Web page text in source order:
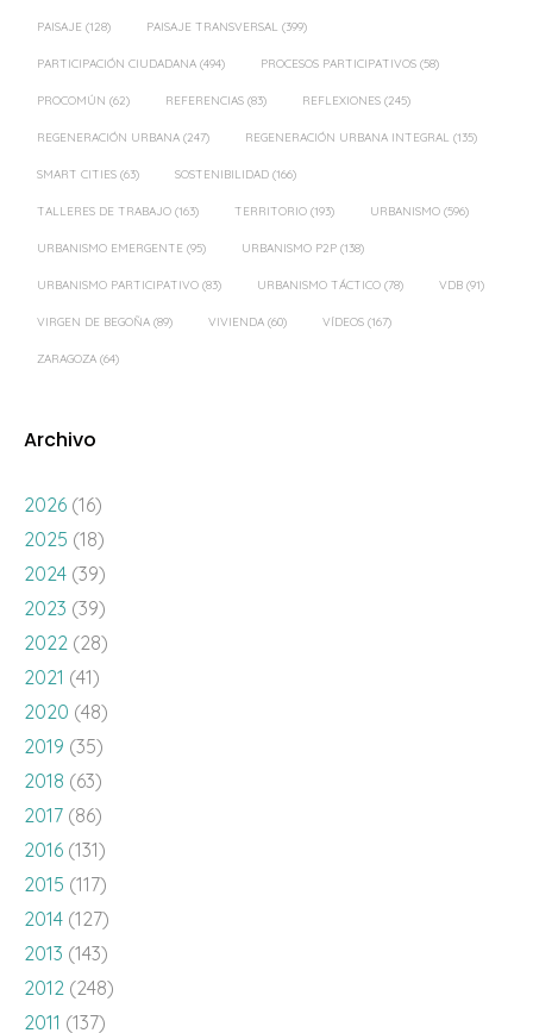
PAISAJE (128) PAISAJE TRANSVERSAL (399)
PARTICIPACIÓN CIUDADANA (494) PROCESOS PARTICIPATIVOS (58)
PROCOMÚN (62) REFERENCIAS (83) REFLEXIONES (245)
REGENERACIÓN URBANA (247) REGENERACIÓN URBANA INTEGRAL (135)
SMART CITIES (63) SOSTENIBILIDAD (166)
TALLERES DE TRABAJO (163) TERRITORIO (193) URBANISMO (596)
URBANISMO EMERGENTE (95) URBANISMO P2P (138)
URBANISMO PARTICIPATIVO (83) URBANISMO TÁCTICO (78) VDB (91)
VIRGEN DE BEGOÑA (89) VIVIENDA (60) VÍDEOS (167)
ZARAGOZA (64)
Archivo
2026 (16)
2025 (18)
2024 (39)
2023 (39)
2022 (28)
2021 (41)
2020 (48)
2019 (35)
2018 (63)
2017 (86)
2016 (131)
2015 (117)
2014 (127)
2013 (143)
2012 (248)
2011 (137)